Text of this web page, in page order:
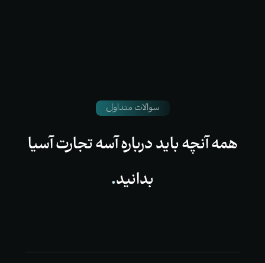
سوالات متداول
همهآنچهبایددربارهآسهتجارتآسیا
بدانید.